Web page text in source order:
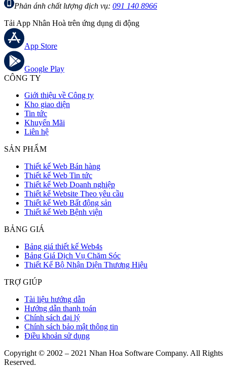
Phản ánh chất lượng dịch vụ: 091 140 8966
Tải App Nhân Hoà trên ứng dụng di động
App Store
Google Play
CÔNG TY
Giới thiệu về Công ty
Kho giao diện
Tin tức
Khuyến Mãi
Liên hệ
SẢN PHẨM
Thiết kế Web Bán hàng
Thiết kế Web Tin tức
Thiết kế Web Doanh nghiệp
Thiết kế Website Theo yêu cầu
Thiết kế Web Bất động sản
Thiết kế Web Bệnh viện
BẢNG GIÁ
Bảng giá thiết kế Web4s
Bảng Giá Dịch Vụ Chăm Sóc
Thiết Kế Bộ Nhận Diện Thương Hiệu
TRỢ GIÚP
Tài liệu hướng dẫn
Hướng dẫn thanh toán
Chính sách đại lý
Chính sách bảo mật thông tin
Điều khoản sử dụng
Copyright © 2002 – 2021 Nhan Hoa Software Company. All Rights
Reserved.